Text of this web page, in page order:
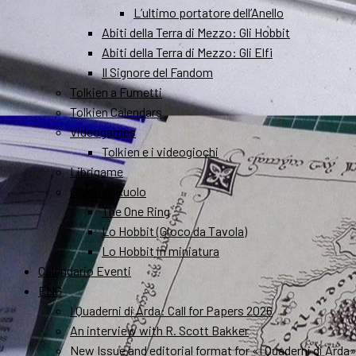
L’ultimo portatore dell’Anello
Abiti della Terra di Mezzo: Gli Hobbit
Abiti della Terra di Mezzo: Gli Elfi
Il Signore del Fandom
Tolkien a Fumetti
Tolkien Calendars
Videogames
Tolkien e i videogiochi
Librigame
Gioco di Ruolo
The One Ring
Lo Hobbit (Gioco da Tavola)
Lo Hobbit in miniatura
Calendario Eventi
ENG
I Quaderni di Arda: Call for Papers 2026
An interview with R. Scott Bakker
New Issue and editorial format for «I Quaderni di Arda»